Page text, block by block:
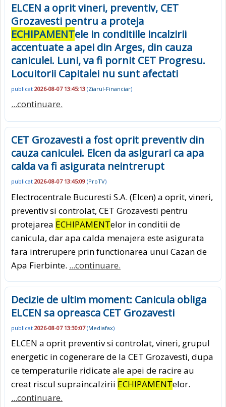
ELCEN a oprit vineri, preventiv, CET
Grozavesti pentru a proteja
ECHIPAMENTele in conditiile incalzirii
accentuate a apei din Arges, din cauza
caniculei. Luni, va fi pornit CET Progresu.
Locuitorii Capitalei nu sunt afectati
publicat 2026-08-07 13:45:13 (Ziarul-Financiar)
...continuare.
CET Grozavesti a fost oprit preventiv din
cauza caniculei. Elcen da asigurari ca apa
calda va fi asigurata neintrerupt
publicat 2026-08-07 13:45:09 (ProTV)
Electrocentrale Bucuresti S.A. (Elcen) a oprit, vineri,
preventiv si controlat, CET Grozavesti pentru
protejarea ECHIPAMENTelor in conditii de
canicula, dar apa calda menajera este asigurata
fara intrerupere prin functionarea unui Cazan de
Apa Fierbinte. ...continuare.
Decizie de ultim moment: Canicula obliga
ELCEN sa opreasca CET Grozavesti
publicat 2026-08-07 13:30:07(Mediafax)
ELCEN a oprit preventiv si controlat, vineri, grupul
energetic in cogenerare de la CET Grozavesti, dupa
ce temperaturile ridicate ale apei de racire au
creat riscul supraincalzirii ECHIPAMENTelor.
...continuare.